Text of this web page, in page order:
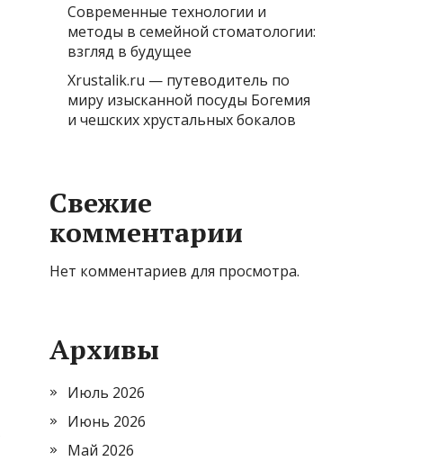
Современные технологии и
методы в семейной стоматологии:
взгляд в будущее
Xrustalik.ru — путеводитель по
миру изысканной посуды Богемия
и чешских хрустальных бокалов
Свежие
комментарии
Нет комментариев для просмотра.
Архивы
Июль 2026
Июнь 2026
Май 2026